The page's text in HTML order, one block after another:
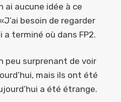
ai aucune idée à ce
besoin de regarder
terminé où dans FP2.
peu surprenant de voir
mais ils ont été
a été étrange.